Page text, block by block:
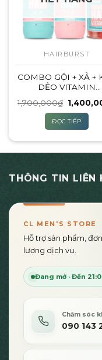
HAIRBURST
COMBO GỘI + XẢ +
DẺO VITAMIN
1,700,000₫ Giá
gốc
là:
ĐỌC TIẾP
THÔNG TIN LIÊN
CL MEN'S STORE
Hỗ trợ sản phẩm,
lượng dịch vụ.
Đang mở · Đến
Chăm sóc
090 143